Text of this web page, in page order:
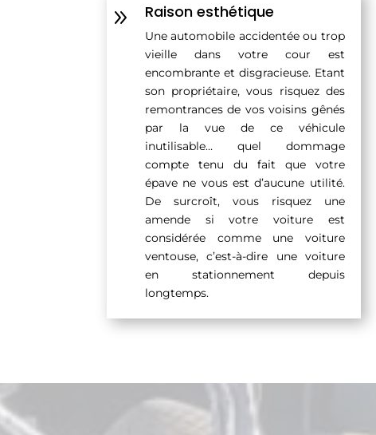
9 Raison esthétique
Une automobile accidentée ou trop
vieille dans votre cour est
encombrante et disgracieuse. Etant
son propriétaire, vous risquez des
remontrances de vos voisins gênés
par la vue de ce véhicule
inutilisable… quel dommage
compte tenu du fait que votre
épave ne vous est d’aucune utilité.
De surcroît, vous risquez une
amende si votre voiture est
considérée comme une voiture
ventouse, c’est-à-dire une voiture
en stationnement depuis
longtemps.